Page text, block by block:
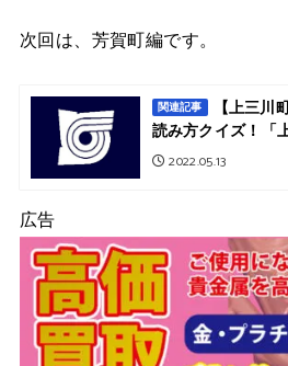
次回は、芳賀町編です。
関連記事
【上三川
読み方クイズ！「
2022.05.13
広告